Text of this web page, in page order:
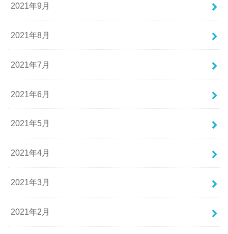
2021年9月
2021年8月
2021年7月
2021年6月
2021年5月
2021年4月
2021年3月
2021年2月